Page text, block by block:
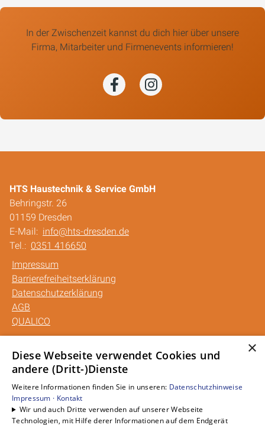
In der Zwischenzeit kannst du dich hier über unsere
Firma, Mitarbeiter und Firmenevents informieren!
HTS Haustechnik & Service GmbH
Behringstr. 26
01159 Dresden
E-Mail: info@hts-dresden.de
Tel.: 0351 416650
Impressum
Barrierefreiheitserklärung
Datenschutzerklärung
AGB
QUALICO
Unsere Bereiche
Privatkunden
Gewerbekunden
Karriere
Unternehmen
×
Diese Webseite verwendet Cookies und
andere (Dritt-)Dienste
Weitere Informationen finden Sie in unseren: Datenschutzhinweise
Impressum · Kontakt
Wir und auch Dritte verwenden auf unserer Webseite
Technologien, mit Hilfe derer Informationen auf dem Endgerät